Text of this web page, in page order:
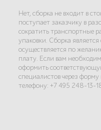
Нет, сборка не входит в
поступает заказчику в
сократить транспортные
упаковки. Сборка
осуществляется по
плату. Если вам
оформить
специалистов через
телефону: +7 495 248-13-